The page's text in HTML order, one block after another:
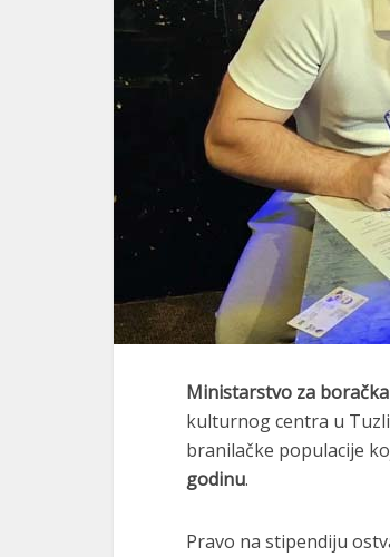
Ministarstvo za
kulturnog centra u
branilačke populacije
godinu.
Pravo na stipendiju